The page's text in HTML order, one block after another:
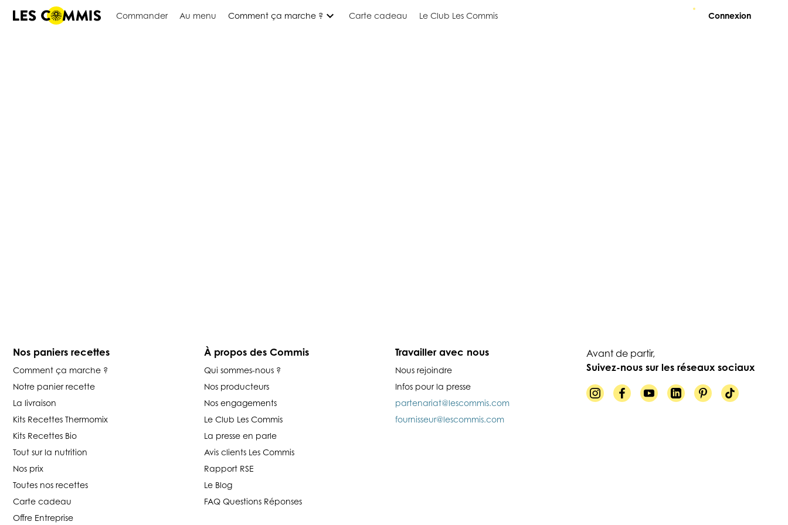
Commander Au menu Comment ça marche ? expand_more Carte cadeau Le Club Les Commis Connexion
Nos paniers recettes
Comment ça marche ?
Notre panier recette
La livraison
Kits Recettes Thermomix
Kits Recettes Bio
Tout sur la nutrition
Nos prix
Toutes nos recettes
Carte cadeau
Offre Entreprise
À propos des Commis
Qui sommes-nous ?
Nos producteurs
Nos engagements
Le Club Les Commis
La presse en parle
Avis clients Les Commis
Rapport RSE
Le Blog
FAQ Questions Réponses
Travailler avec nous
Nous rejoindre
Infos pour la presse
partenariat@lescommis.com
fournisseur@lescommis.com
Avant de partir,
Suivez-nous sur les réseaux sociaux